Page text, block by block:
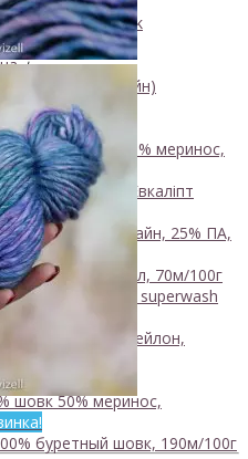
Kid Mohair Silk
+
(екстрафайн)
100г
складу+
кашемир 90% меринос,
пряжа
Меринос Евкаліпт
естрафайн, 25% ПА,
50% Акрил, 70м/100г
80% меринос superwash
25% Нейлон,
50% меринос,
буретный шовк, 190м/100г